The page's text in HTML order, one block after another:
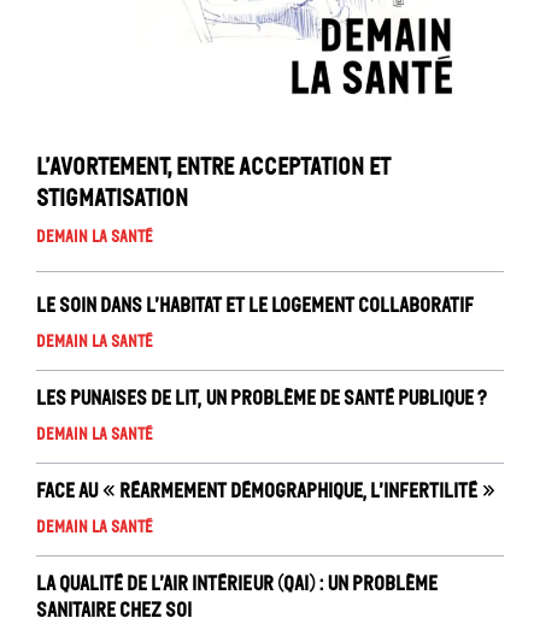
L’avortement, entre acceptation et
stigmatisation
Demain la santé
Le soin dans l’habitat et le logement collaboratif
Demain la santé
Les punaises de lit, un problème de santé publique ?
Demain la santé
Face au « réarmement démographique, l’infertilité »
Demain la santé
La Qualité de l’air intérieur (QAI) : un problème
sanitaire chez soi